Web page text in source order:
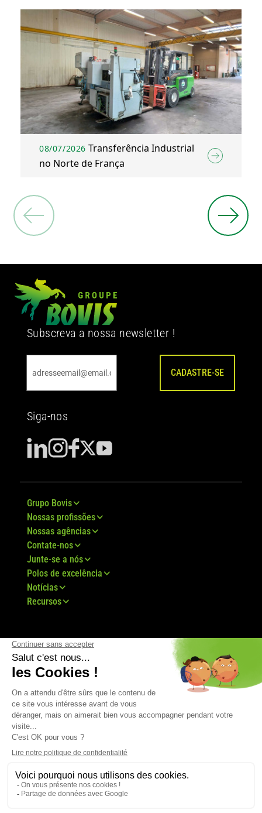
08/07/2026 Transferência Industrial
no Norte de França
Subscreva a nossa newsletter !
CADASTRE-SE
Siga-nos
Grupo Bovis
Nossas profissões
Nossas agências
Contate-nos
Junte-se a nós
Polos de excelência
Notícias
Recursos
© Grupo Bovis 2024 - Aviso Legal-
do Site
TCV